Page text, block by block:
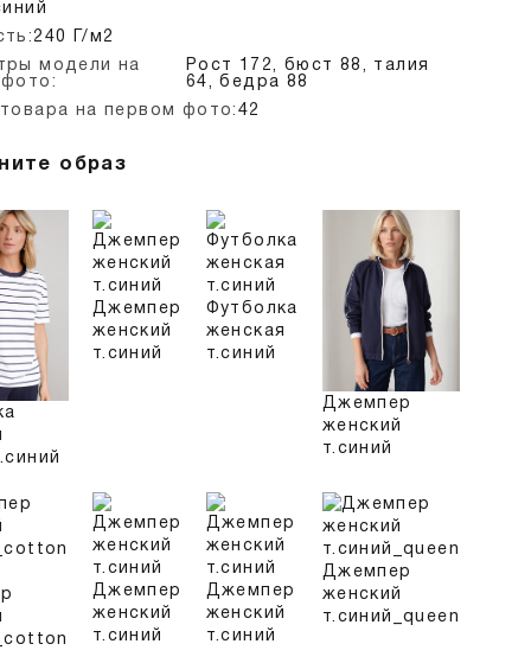
240 Г/м2
модели на
Рост 172, бюст 88, талия
64, бедра 88
на первом фото:42
образ
Джемпер
женский
т.синий
Футболка
женская
т.синий
Джемпер
женский
т.синий
Джемпер
женский
т.синий
Джемпер
женский
т.синий
Джемпер
женский
т.синий_queen